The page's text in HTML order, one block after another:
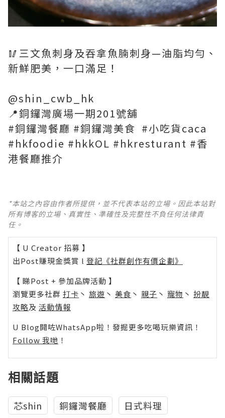
🥢三文魚刺身及吞拿魚腩刺身—油脂均勻、
新鮮肥美，一口滿足！
@shin_cwb_hk
📍銅鑼灣廣場一期201號舖
#銅鑼灣餐廳 #銅鑼灣美食 #小吃貨caca
#hkfoodie #hkkOL #hkresturant #香
港餐廳推介
*本站之內容由作者所提供，並不代表本站的立場。因此本站對
所有博客的立場、真實性、準確性及完整性不負任何法律責
任。
【 U Creator 招募 】
出Post賺現金獎賞 l 登記《社群創作有價企劃》
【 睇Post + 參加品牌活動 】
瀏覽更多社群 打卡 丶 旅遊 丶 美食 丶 親子 丶 寵物 丶 扮靚
攻略及 活動情報
U Blog開咗WhatsApp啦！發掘更多吃喝玩樂資訊！
Follow 我哋 ！
相關話題
芯shin 銅鑼灣餐廳
日式料理